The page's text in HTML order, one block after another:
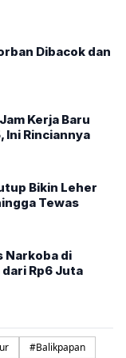
Dibacok dan
Kerja Baru
Ini Rinciannya
Bikin Leher
Tewas
Narkoba di
Rp6 Juta
#Balikpapan